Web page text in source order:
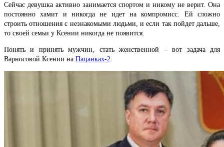
Сейчас девушка активно занимается спортом и никому не верит. Она
постоянно хамит и никогда не идет на компромисс. Ей сложно
строить отношения с незнакомыми людьми, и если так пойдет дальше,
то своей семьи у Ксении никогда не появится.
Понять и принять мужчин, стать женственной – вот задача для
Варносовой Ксении на Пацанках-2